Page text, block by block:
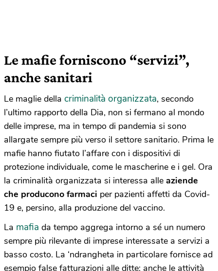
Le mafie forniscono “servizi”,
anche sanitari
Le maglie della criminalità organizzata, secondo
l’ultimo rapporto della Dia, non si fermano al mondo
delle imprese, ma in tempo di pandemia si sono
allargate sempre più verso il settore sanitario. Prima le
mafie hanno fiutato l’affare con i dispositivi di
protezione individuale, come le mascherine e i gel. Ora
la criminalità organizzata si interessa alle aziende
che producono farmaci per pazienti affetti da Covid-
19 e, persino, alla produzione del vaccino.
La mafia da tempo aggrega intorno a sé un numero
sempre più rilevante di imprese interessate a servizi a
basso costo. La ‘ndrangheta in particolare fornisce ad
esempio false fatturazioni alle ditte: anche le attività